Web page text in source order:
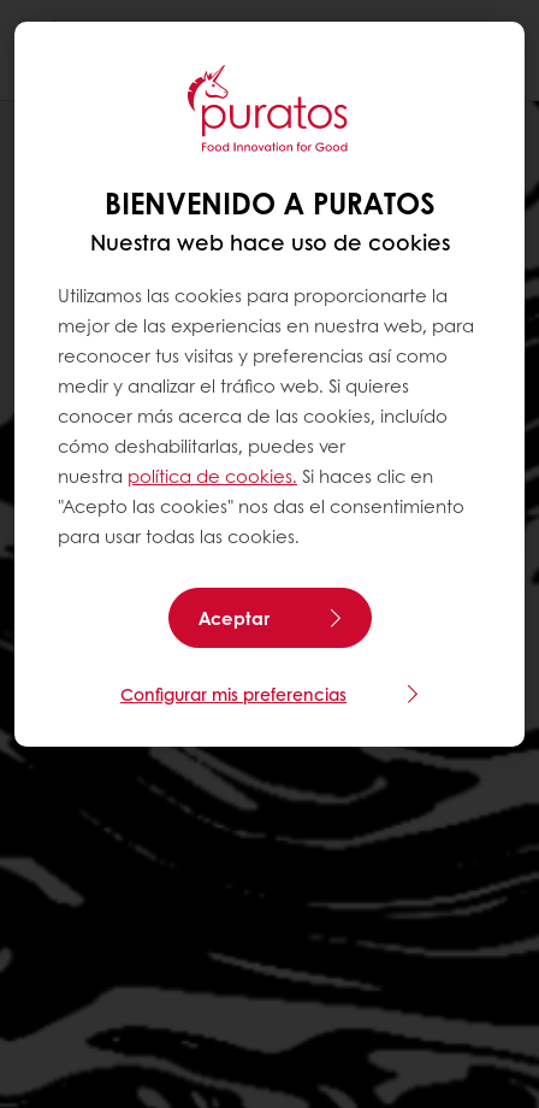
BIENVENIDO A PURATOS
Nuestra web hace uso de cookies
Utilizamos las cookies para proporcionarte la
mejor de las experiencias en nuestra web, para
reconocer tus visitas y preferencias así como
medir y analizar el tráfico web. Si quieres
conocer más acerca de las cookies, incluído
cómo deshabilitarlas, puedes ver
nuestra política de cookies. Si haces clic en
"Acepto las cookies" nos das el consentimiento
para usar todas las cookies.
Aceptar
Configurar mis preferencias